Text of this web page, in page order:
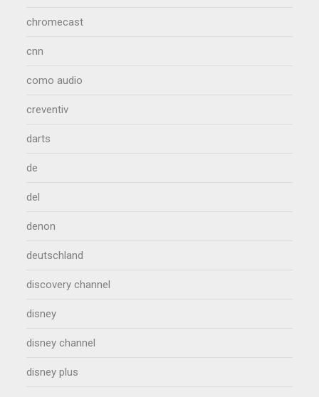
chromecast
cnn
como audio
creventiv
darts
de
del
denon
deutschland
discovery channel
disney
disney channel
disney plus